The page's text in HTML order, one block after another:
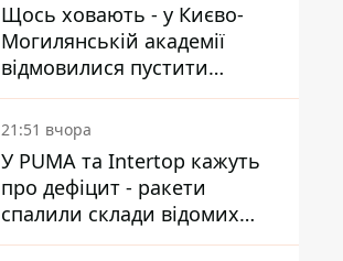
Щось ховають - у Києво-
Могилянській академії
відмовилися пустити
комісію з охорони пам'яток
на територію
21:51 вчора
У PUMA та Intertop кажуть
про дефіцит - ракети
спалили склади відомих
брендів